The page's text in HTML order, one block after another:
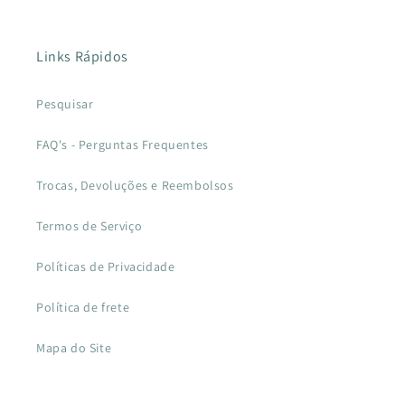
Links Rápidos
Pesquisar
FAQ's - Perguntas Frequentes
Trocas, Devoluções e Reembolsos
Termos de Serviço
Políticas de Privacidade
Política de frete
Mapa do Site